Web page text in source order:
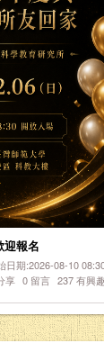
迎報名
日期:2026-08-10
享 0 留言 237有興趣